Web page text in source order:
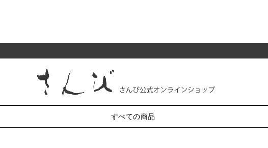
すべての商品